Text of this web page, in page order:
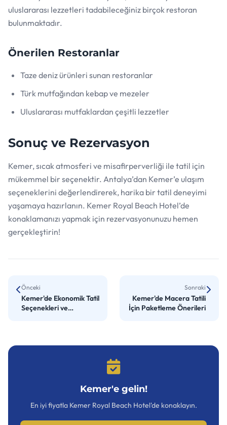
uluslararası lezzetleri tadabileceğiniz birçok restoran
bulunmaktadır.
Önerilen Restoranlar
Taze deniz ürünleri sunan restoranlar
Türk mutfağından kebap ve mezeler
Uluslararası mutfaklardan çeşitli lezzetler
Sonuç ve Rezervasyon
Kemer, sıcak atmosferi ve misafirperverliği ile tatil için
mükemmel bir seçenektir. Antalya’dan Kemer’e ulaşım
seçeneklerini değerlendirerek, harika bir tatil deneyimi
yaşamaya hazırlanın. Kemer Royal Beach Hotel’de
konaklamanızı yapmak için rezervasyonunuzu hemen
gerçekleştirin!
Önceki
Kemer'de Ekonomik Tatil
Seçenekleri ve
Sonraki
Kemer'de Macera Tatili
İçin Paketleme Önerileri
Kemer'e gelin!
En iyi fiyatla Kemer Royal Beach Hotel'de konaklayın.